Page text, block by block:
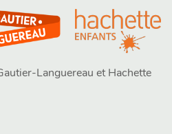
Languereau et Hachette